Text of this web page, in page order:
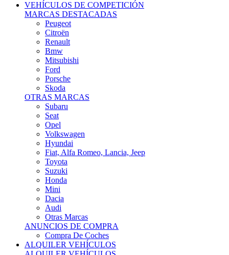
VEHÍCULOS DE COMPETICIÓN
MARCAS DESTACADAS
Peugeot
Citroën
Renault
Bmw
Mitsubishi
Ford
Porsche
Skoda
OTRAS MARCAS
Subaru
Seat
Opel
Volkswagen
Hyundai
Fiat, Alfa Romeo, Lancia, Jeep
Toyota
Suzuki
Honda
Mini
Dacia
Audi
Otras Marcas
ANUNCIOS DE COMPRA
Compra De Coches
ALQUILER VEHÍCULOS